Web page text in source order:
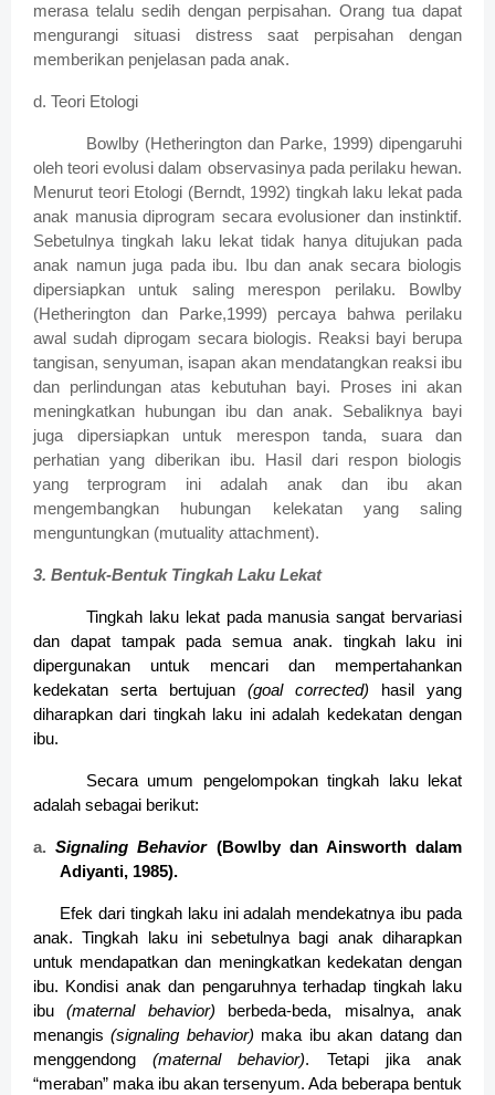
merasa telalu sedih dengan perpisahan. Orang tua dapat
mengurangi situasi distress saat perpisahan dengan
memberikan penjelasan pada anak.
d. Teori Etologi
Bowlby (Hetherington dan Parke, 1999) dipengaruhi
oleh teori evolusi dalam observasinya pada perilaku hewan.
Menurut teori Etologi (Berndt, 1992) tingkah laku lekat pada
anak manusia diprogram secara evolusioner dan instinktif.
Sebetulnya tingkah laku lekat tidak hanya ditujukan pada
anak namun juga pada ibu. Ibu dan anak secara biologis
dipersiapkan untuk saling merespon perilaku. Bowlby
(Hetherington dan Parke,1999) percaya bahwa perilaku
awal sudah diprogam secara biologis. Reaksi bayi berupa
tangisan, senyuman, isapan akan mendatangkan reaksi ibu
dan perlindungan atas kebutuhan bayi. Proses ini akan
meningkatkan hubungan ibu dan anak. Sebaliknya bayi
juga dipersiapkan untuk merespon tanda, suara dan
perhatian yang diberikan ibu. Hasil dari respon biologis
yang terprogram ini adalah anak dan ibu akan
mengembangkan hubungan kelekatan yang saling
menguntungkan (mutuality attachment).
3. Bentuk-Bentuk Tingkah Laku Lekat
Tingkah laku lekat pada manusia sangat bervariasi
dan dapat tampak pada semua anak. tingkah laku ini
dipergunakan untuk mencari dan mempertahankan
kedekatan serta bertujuan (goal corrected) hasil yang
diharapkan dari tingkah laku ini adalah kedekatan dengan
ibu.
Secara umum pengelompokan tingkah laku lekat
adalah sebagai berikut:
a.Signaling Behavior (Bowlby dan Ainsworth dalam
Adiyanti, 1985).
Efek dari tingkah laku ini adalah mendekatnya ibu pada
anak. Tingkah laku ini sebetulnya bagi anak diharapkan
untuk mendapatkan dan meningkatkan kedekatan dengan
ibu. Kondisi anak dan pengaruhnya terhadap tingkah laku
ibu(maternal behavior) berbeda-beda, misalnya, anak
menangis(signaling behavior) maka ibu akan datang dan
menggendong(maternal behavior). Tetapi jika anak
“meraban” maka ibu akan tersenyum. Ada beberapa bentuk